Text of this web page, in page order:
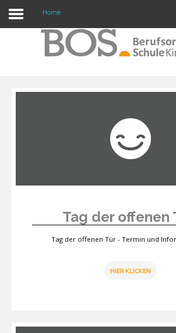
Warning: "continue" targeting switch is
Home
Tag der offenen
Tag der offenen Tür - Termin und
HIER KLICKEN